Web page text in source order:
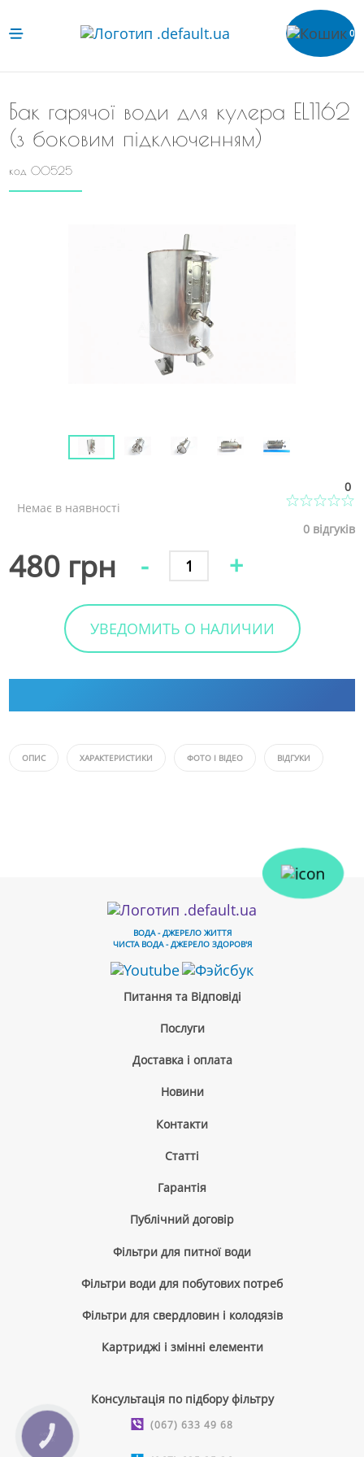
0
Бак гарячої води для кулера EL1162
(з боковим підключенням)
код 00525
Немає в наявності
0
0відгуків
480 грн - +
УВЕДОМИТЬ О НАЛИЧИИ
ОПИС ХАРАКТЕРИСТИКИ ФОТО І ВІДЕО ВІДГУКИ
ВОДА - ДЖЕРЕЛО ЖИТТЯ
ЧИСТА ВОДА - ДЖЕРЕЛО ЗДОРОВ'Я
Питання та Відповіді
Послуги
Доставка і оплата
Новини
Контакти
Cтатті
Гарантія
Публічний договір
Фільтри для питної води
Фільтри води для побутових потреб
Фільтри для свердловин і колодязів
Картриджі і змінні елементи
Консультація по підбору фільтру
(067) 633 49 68
КНОПКА
ЗВ'ЯЗКУ